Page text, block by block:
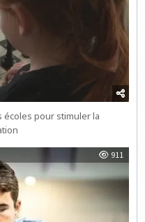
écoles pour stimuler la
911